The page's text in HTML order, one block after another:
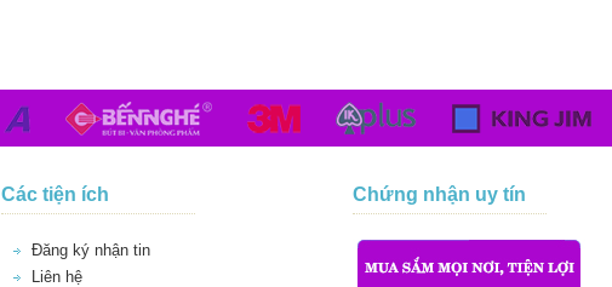
Các tiện ích
Đăng ký nhận tin
Liên hệ
Chứng nhận uy tín